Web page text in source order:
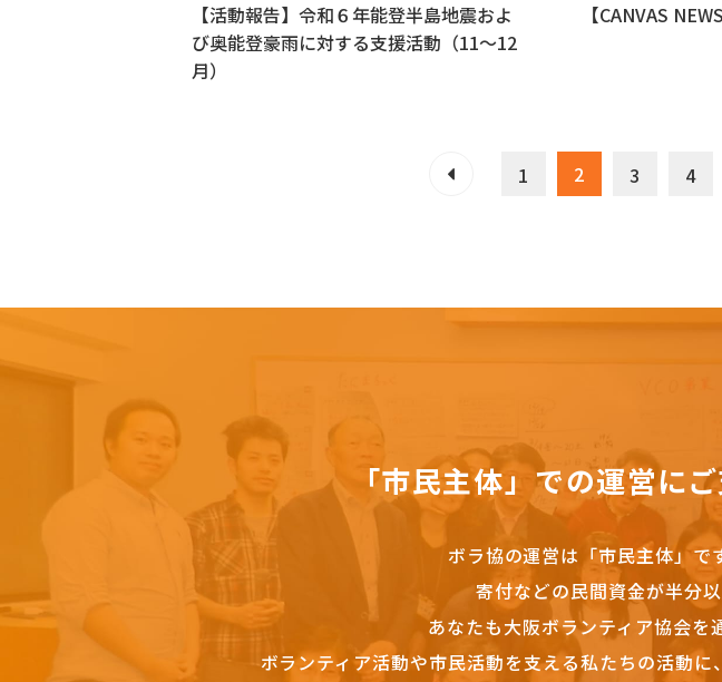
【活動報告】令和６年能登半島地震およ
び奥能登豪雨に対する支援活動（11〜12
月）
【CANVAS
1 2 3 4
「市民主体」での運営に
ボラ協の運営は「市民主体」で
寄付などの民間資金が半分
あなたも大阪ボランティア協会を
ボランティア活動や市民活動を支える私たちの活動に